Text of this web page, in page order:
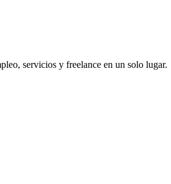
servicios y freelance en un solo lugar.